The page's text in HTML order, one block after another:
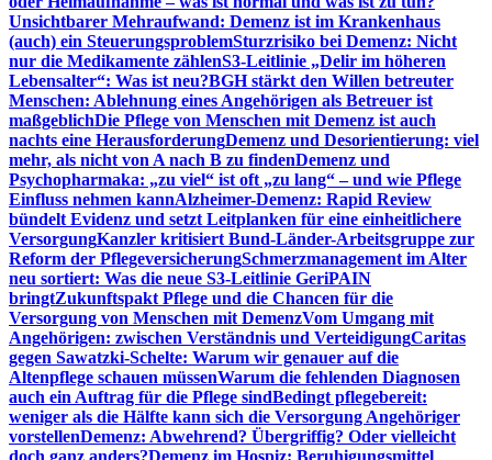
Unsichtbarer Mehraufwand: Demenz ist im Krankenhaus
(auch) ein SteuerungsproblemSturzrisiko bei Demenz: Nicht
nur die Medikamente zählenS3-Leitlinie „Delir im höheren
Lebensalter“: Was ist neu?BGH stärkt den Willen betreuter
Menschen: Ablehnung eines Angehörigen als Betreuer ist
maßgeblichDie Pflege von Menschen mit Demenz ist auch
nachts eine HerausforderungDemenz und Desorientierung: viel
mehr, als nicht von A nach B zu findenDemenz und
Psychopharmaka: „zu viel“ ist oft „zu lang“ – und wie Pflege
Einfluss nehmen kannAlzheimer-Demenz: Rapid Review
bündelt Evidenz und setzt Leitplanken für eine einheitlichere
VersorgungKanzler kritisiert Bund-Länder-Arbeitsgruppe zur
Reform der PflegeversicherungSchmerzmanagement im Alter
neu sortiert: Was die neue S3-Leitlinie GeriPAIN
bringtZukunftspakt Pflege und die Chancen für die
Versorgung von Menschen mit DemenzVom Umgang mit
Angehörigen: zwischen Verständnis und VerteidigungCaritas
gegen Sawatzki-Schelte: Warum wir genauer auf die
Altenpflege schauen müssenWarum die fehlenden Diagnosen
auch ein Auftrag für die Pflege sindBedingt pflegebereit:
weniger als die Hälfte kann sich die Versorgung Angehöriger
vorstellenDemenz: Abwehrend? Übergriffig? Oder vielleicht
doch ganz anders?Demenz im Hospiz: Beruhigungsmittel